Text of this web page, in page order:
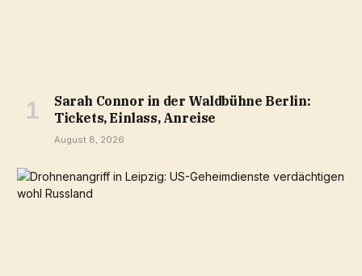
Sarah Connor in der Waldbühne Berlin:
Tickets, Einlass, Anreise
August 8, 2026